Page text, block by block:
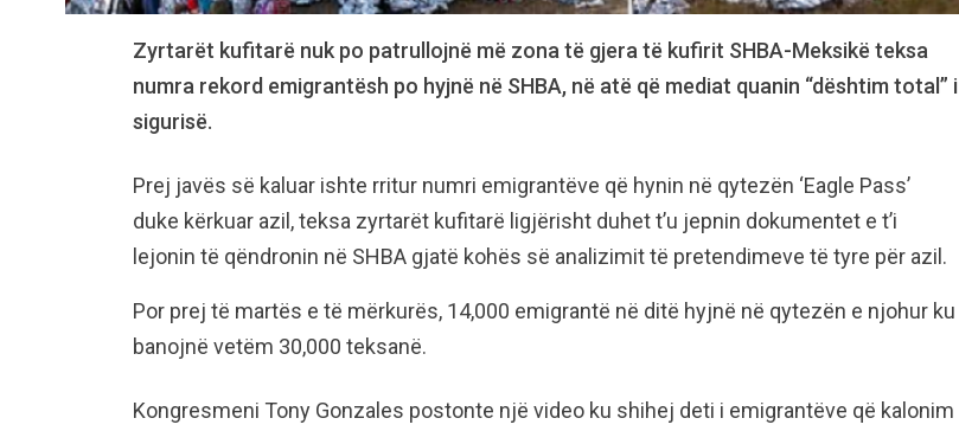
Zyrtarët kufitarë nuk po patrullojnë më zona të gjera të kufirit SHBA-Meksikë teksa
numra rekord emigrantësh po hyjnë në SHBA, në atë që mediat quanin “dështim total” i
sigurisë.
Prej javës së kaluar ishte rritur numri emigrantëve që hynin në qytezën ‘Eagle Pass’
duke kërkuar azil, teksa zyrtarët kufitarë ligjërisht duhet t’u jepnin dokumentet e t’i
lejonin të qëndronin në SHBA gjatë kohës së analizimit të pretendimeve të tyre për azil.
Por prej të martës e të mërkurës, 14,000 emigrantë në ditë hyjnë në qytezën e njohur ku
banojnë vetëm 30,000 teksanë.
Kongresmeni Tony Gonzales postonte një video ku shihej deti i emigrantëve që kalonim